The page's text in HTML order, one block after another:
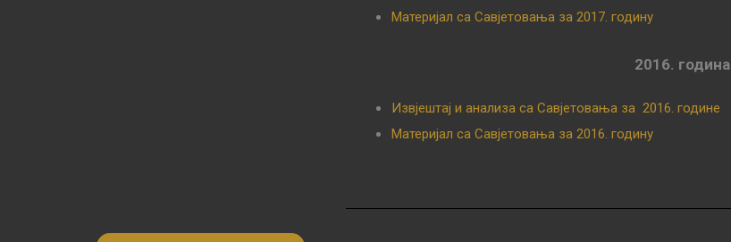
Материјал са Савјетовања за 2017. годину
2016. година
Извјештај и анализа са Савјетовања за 2016. године
Материјал са Савјетовања за 2016. годину